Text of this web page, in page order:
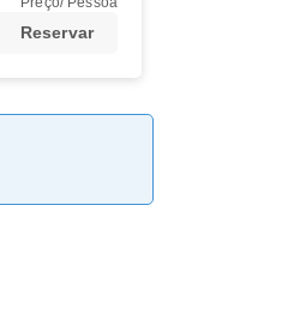
Reservar